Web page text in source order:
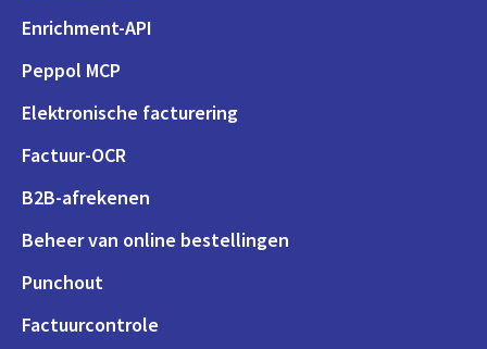
Enrichment-API
Peppol MCP
Elektronische facturering
Factuur-OCR
B2B-afrekenen
Beheer van online bestellingen
Punchout
Factuurcontrole